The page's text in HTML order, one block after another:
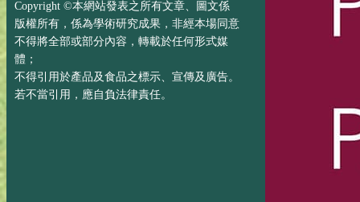
Copyright ©本網站發表之所有文章、圖文係
版權所有，係為學術研究成果，非經本場同意
不得將全部或部分內容，轉載於任何形式媒
體；
不得引用於產品及食品之標示、宣傳及廣告。
若不當引用，應自負法律責任。